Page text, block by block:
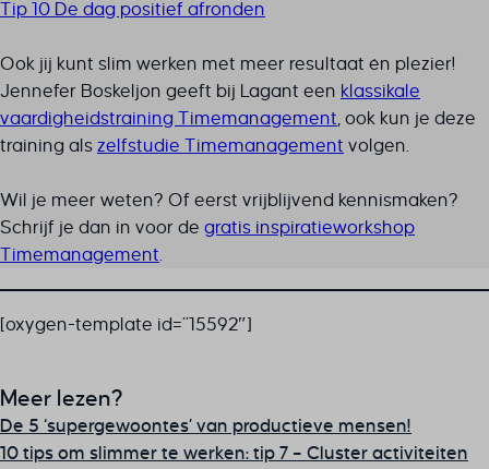
Tip 10 De dag positief afronden
Ook jij kunt slim werken met meer resultaat én plezier!
Jennefer Boskeljon geeft bij Lagant een klassikale
vaardigheidstraining Timemanagement, ook kun je deze
training als zelfstudie Timemanagement volgen.
Wil je meer weten? Of eerst vrijblijvend kennismaken?
Schrijf je dan in voor de gratis inspiratieworkshop
Timemanagement.
[oxygen-template id=”15592″]
Meer lezen?
De 5 ‘supergewoontes’ van productieve mensen!
10 tips om slimmer te werken: tip 7 – Cluster activiteiten